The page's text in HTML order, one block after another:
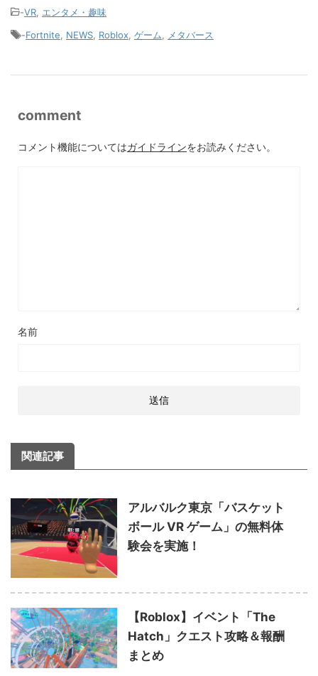
-VR エンタメ・趣味
-Fortnite NEWS Roblox ゲーム メタバース
comment
コメント機能についてはガイドラインをお読みください。
名前
関連記事
アルバルク東京「バスケット
ボール VR ゲーム」の無料体
験会を実施！
【Roblox】イベント「The
Hatch」クエスト攻略＆報酬
まとめ